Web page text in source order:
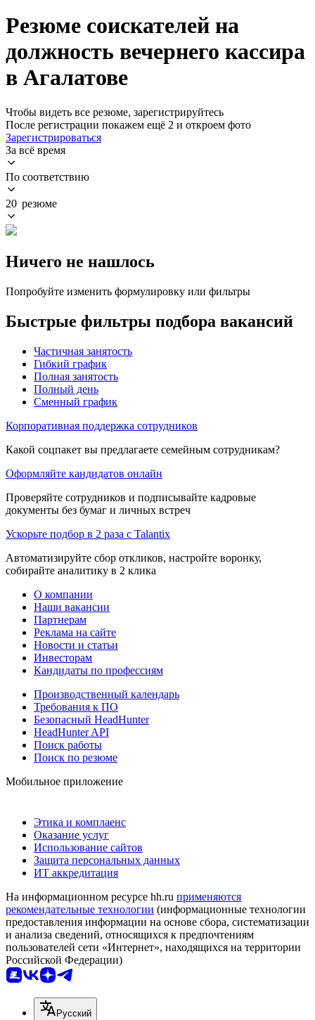
Резюме соискателей на
должность вечернего кассира
в Агалатове
Чтобы видеть все резюме, зарегистрируйтесь
После регистрации покажем ещё 2 и откроем фото
Зарегистрироваться
За всё время
По соответствию
20 резюме
Ничего не нашлось
Попробуйте изменить формулировку или фильтры
Быстрые фильтры подбора вакансий
Частичная занятость
Гибкий график
Полная занятость
Полный день
Сменный график
Корпоративная поддержка сотрудников
Какой соцпакет вы предлагаете семейным сотрудникам?
Оформляйте кандидатов онлайн
Проверяйте сотрудников и подписывайте кадровые
документы без бумаг и личных встреч
Ускорьте подбор в 2 раза с Talantix
Автоматизируйте сбор откликов, настройте воронку,
собирайте аналитику в 2 клика
О компании
Наши вакансии
Партнерам
Реклама на сайте
Новости и статьи
Инвесторам
Кандидаты по профессиям
Производственный календарь
Требования к ПО
Безопасный HeadHunter
HeadHunter API
Поиск работы
Поиск по резюме
Мобильное приложение
Этика и комплаенс
Оказание услуг
Использование сайтов
Защита персональных данных
ИТ аккредитация
На информационном ресурсе hh.ru применяются
рекомендательные технологии (информационные технологии
предоставления информации на основе сбора, систематизации
и анализа сведений, относящихся к предпочтениям
пользователей сети «Интернет», находящихся на территории
Российской Федерации)
Русский